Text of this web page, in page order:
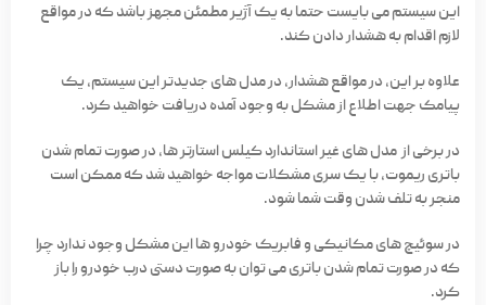
این سیستم می بایست حتما به یک آژیر مطمئن مجهز باشد که در مواقع
لازم اقدام به هشدار دادن کند.
علاوه بر این، در مواقع هشدار، در مدل های جدیدتر این سیستم، یک
پیامک جهت اطلاع از مشکل به وجود آمده دریافت خواهید کرد.
در برخی از مدل های غیر استاندارد کیلس استارتر ها، در صورت تمام شدن
باتری ریموت، با یک سری مشکلات مواجه خواهید شد که ممکن است
منجر به تلف شدن وقت شما شود.
در سوئیچ های مکانیکی و فابریک خودرو ها این مشکل وجود ندارد چرا
که در صورت تمام شدن باتری می توان به صورت دستی درب خودرو را باز
کرد.